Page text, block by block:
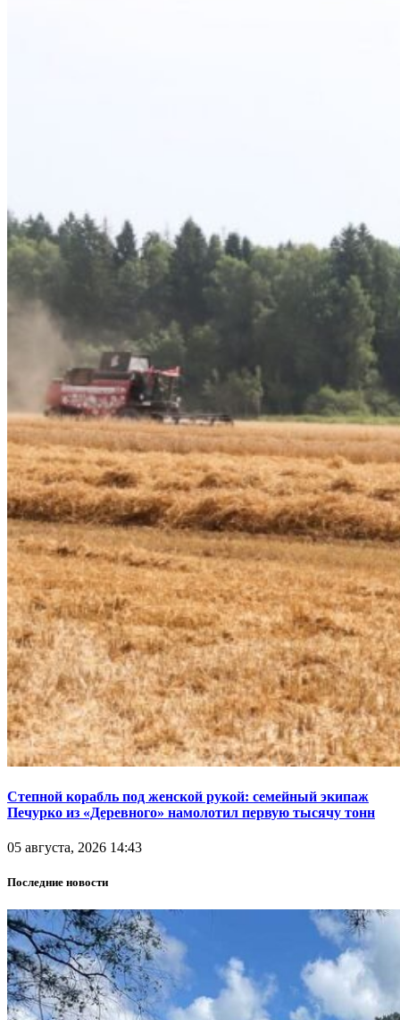
Степной корабль под женской рукой: семейный экипаж
Печурко из «Деревного» намолотил первую тысячу тонн
05 августа, 2026 14:43
Последние новости